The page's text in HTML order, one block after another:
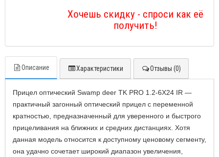
Хочешь скидку - спроси как её
получить!
Описание Характеристики Отзывы (0)
Прицел оптический Swamp deer TK PRO 1.2-6X24 IR —
практичный загонный оптический прицел с переменной
кратностью, предназначенный для уверенного и быстрого
прицеливания на ближних и средних дистанциях. Хотя
данная модель относится к доступному ценовому сегменту,
она удачно сочетает широкий диапазон увеличения,